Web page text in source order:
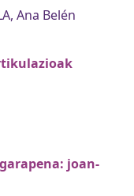
Ana Belén
joan-